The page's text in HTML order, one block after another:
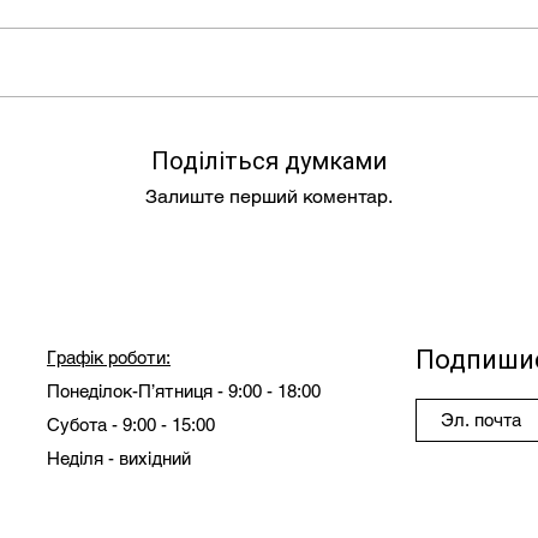
Поділіться думками
Залиште перший коментар.
Графік роботи:
Понеділок-П’ятниця - 9:00 - 18:00
Субота - 9:00 - 15:00
Неділя - вихідний